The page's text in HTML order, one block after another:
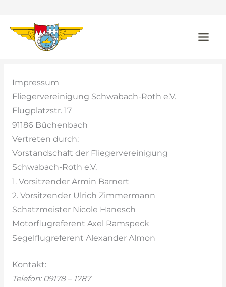
springen
Impressum
Fliegervereinigung Schwabach-Roth e.V.
Flugplatzstr. 17
91186 Büchenbach
Vertreten durch:
Vorstandschaft der Fliegervereinigung
Schwabach-Roth e.V.
1. Vorsitzender Armin Barnert
2. Vorsitzender Ulrich Zimmermann
Schatzmeister Nicole Hanesch
Motorflugreferent Axel Ramspeck
Segelflugreferent Alexander Almon
Kontakt:
Telefon: 09178 – 1787